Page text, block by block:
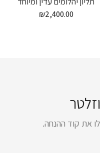
₪2,400.00
את קוד ההנחה.